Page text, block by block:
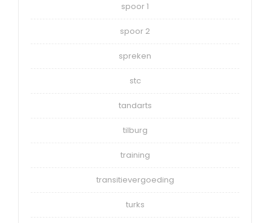
spoor 1
spoor 2
spreken
stc
tandarts
tilburg
training
transitievergoeding
turks